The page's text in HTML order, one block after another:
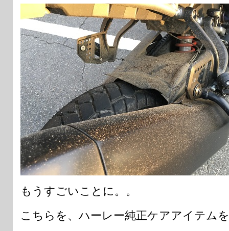
もうすごいことに。。
こちらを、ハーレー純正ケアアイテム